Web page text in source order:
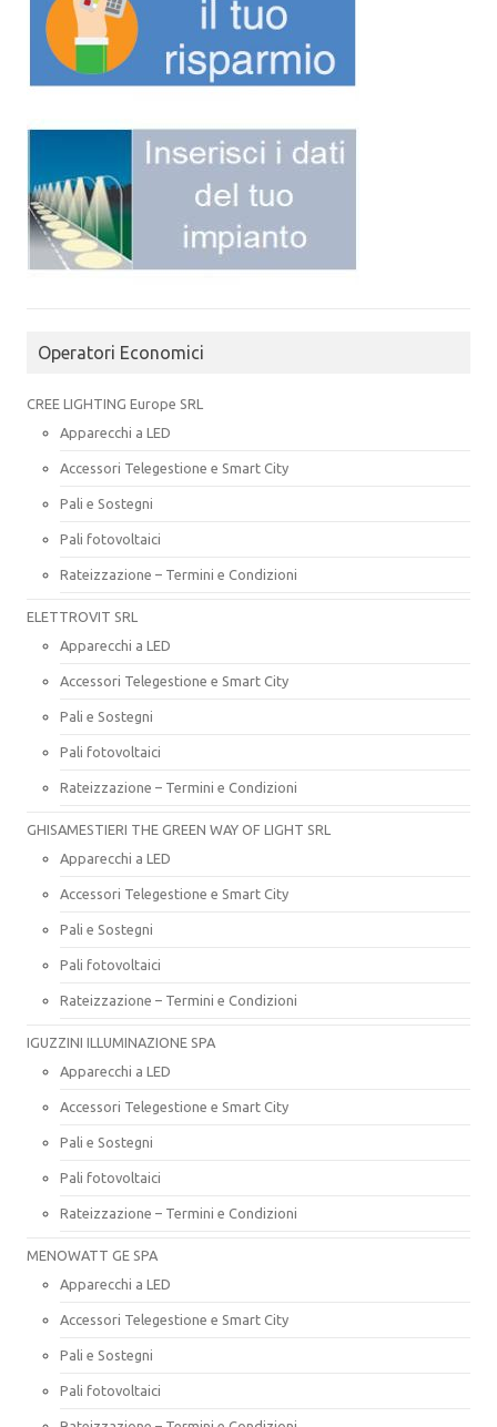
Operatori Economici
CREE LIGHTING Europe SRL
Apparecchi a LED
Accessori Telegestione e Smart City
Pali e Sostegni
Pali fotovoltaici
Rateizzazione – Termini e Condizioni
ELETTROVIT SRL
Apparecchi a LED
Accessori Telegestione e Smart City
Pali e Sostegni
Pali fotovoltaici
Rateizzazione – Termini e Condizioni
GHISAMESTIERI THE GREEN WAY OF LIGHT SRL
Apparecchi a LED
Accessori Telegestione e Smart City
Pali e Sostegni
Pali fotovoltaici
Rateizzazione – Termini e Condizioni
IGUZZINI ILLUMINAZIONE SPA
Apparecchi a LED
Accessori Telegestione e Smart City
Pali e Sostegni
Pali fotovoltaici
Rateizzazione – Termini e Condizioni
MENOWATT GE SPA
Apparecchi a LED
Accessori Telegestione e Smart City
Pali e Sostegni
Pali fotovoltaici